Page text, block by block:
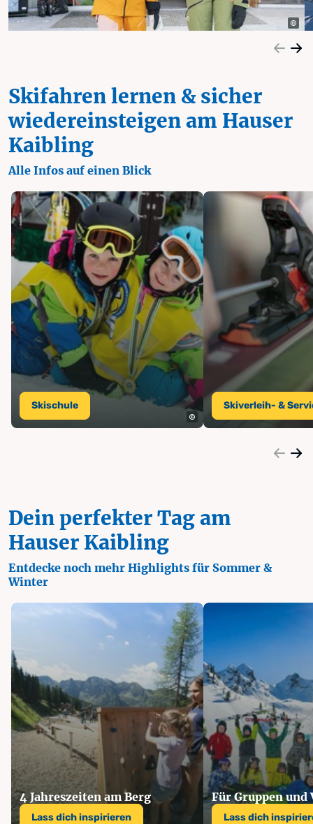
Skifahren lernen & sicher
wiedereinsteigen am Hauser
Kaibling
Alle Infos auf einen Blick
Skischule Skiverleih- &
Dein perfekter Tag am
Hauser Kaibling
Entdecke noch mehr Highlights für Sommer &
Winter
4 Jahreszeiten am Berg
Lass dich inspirieren
Für Gruppen und
Lass dich